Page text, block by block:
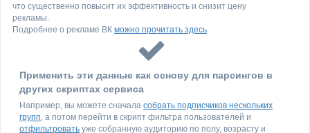
что существенно повысит их эффективность и снизит цену
рекламы.
Подробнее о рекламе ВК можно прочитать здесь.
Применить эти данные как основу для парсингов в
других скриптах сервиса
Например, вы можете сначала собрать подписчиков нескольких
групп, а потом перейти в скрипт фильтра пользователей и
отфильтровать уже собранную аудиторию по полу, возрасту и